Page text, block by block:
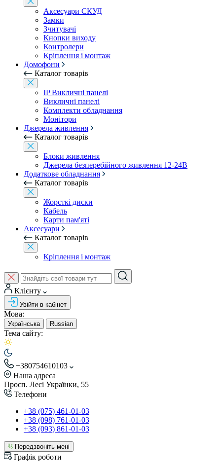
Аксесуари СКУД
Замки
Зчитувачі
Кнопки виходу
Контролери
Кріплення і монтаж
Домофони
Каталог товарів
IP Викличні панелі
Викличні панелі
Комплекти обладнання
Монітори
Джерела живлення
Каталог товарів
Блоки живлення
Джерела безперебійного живлення 12-24В
Додаткове обладнання
Каталог товарів
Жорсткі диски
Кабель
Карти пам'яті
Аксесуари
Каталог товарів
Кріплення і монтаж
Клієнту
Увійти в кабінет
Мова:
Українська Russian
Тема сайту:
+380754610103
Наша адреса
Просп. Лесі Українки, 55
Телефони
+38 (075) 461-01-03
+38 (098) 761-01-03
+38 (093) 861-01-03
Передзвоніть мені
Графік роботи